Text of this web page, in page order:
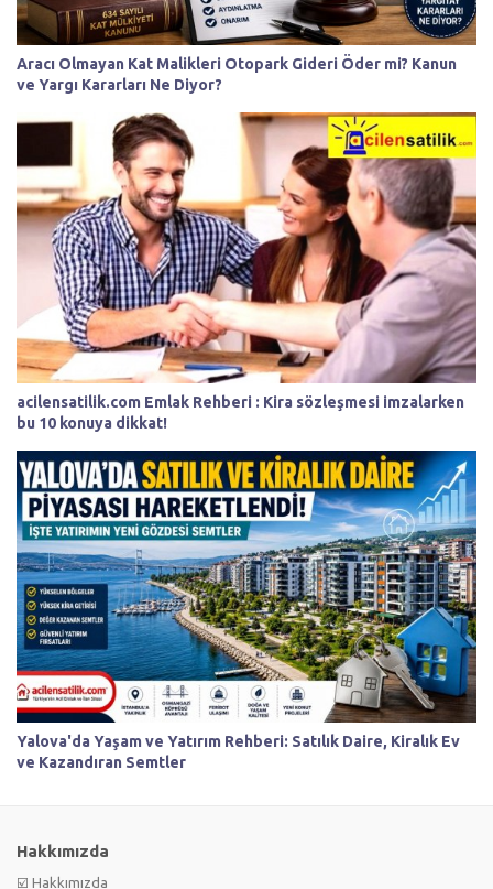
Aracı Olmayan Kat Malikleri Otopark Gideri Öder mi? Kanun
ve Yargı Kararları Ne Diyor?
acilensatilik.com Emlak Rehberi : Kira sözleşmesi imzalarken
bu 10 konuya dikkat!
Yalova'da Yaşam ve Yatırım Rehberi: Satılık Daire, Kiralık Ev
ve Kazandıran Semtler
Hakkımızda
☑️ Hakkımızda